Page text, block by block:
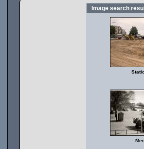
Image search